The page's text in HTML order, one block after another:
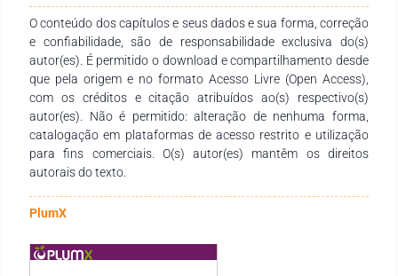
comunidade. Pesquisas tem mostrado que a quantidade e
qualidade da MOS, bem como a disponibilidade de nutrientes
no solo afetam a diversidade e a estrutura de suas
comunidades microbianas, ou seja, a maior diversidade da
cobertura vegetal proporciona maior diversidade metabólica
microbiana. É sabido que os indicadores biológicos podem
demostrar condições de maior sustentabilidade do solo e
assim apresentar efeitos na produção das culturas. Porém, é
necessário o estudo de um conjunto mínimo de indicadores
ganho ou perdas potenciais dos cultivos de determinado solo
mais à sustentabilidade dos sistemas agrícolas.
O conteúdo dos capítulos e seus dados e sua forma, correção
e confiabilidade, são de responsabilidade exclusiva do(s)
autor(es). É permitido o download e compartilhamento desde
que pela origem e no formato Acesso Livre (Open Access),
com os créditos e citação atribuídos ao(s) respectivo(s)
autor(es). Não é permitido: alteração de nenhuma forma,
catalogação em plataformas de acesso restrito e utilização
para fins comerciais. O(s) autor(es) mantêm os direitos
autorais do texto.
PlumX